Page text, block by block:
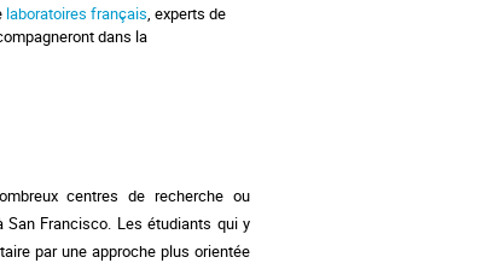
laboratoires français, experts de
dans la
centres de recherche ou
Francisco. Les étudiants qui y
par une approche plus orientée